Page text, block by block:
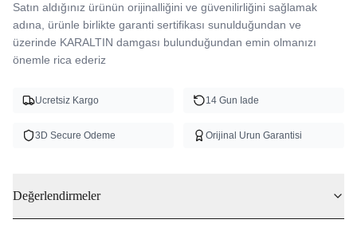
Satın aldığınız ürünün orijinalliğini ve güvenilirliğini sağlamak
adına, ürünle birlikte garanti sertifikası sunulduğundan ve
üzerinde KARALTIN damgası bulunduğundan emin olmanızı
önemle rica ederiz
Ucretsiz Kargo 14 Gun Iade
3D Secure Odeme Orijinal Urun Garantisi
Değerlendirmeler